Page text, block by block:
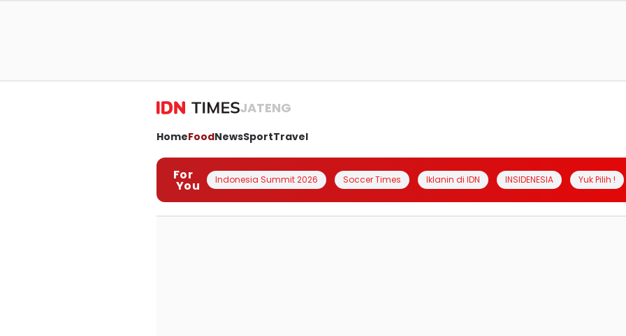
JATENG
HomeFoodNewsSportTravel
For
You Indonesia Summit 2026 Soccer Times Iklanin di IDN INSIDENESIA Yuk Pilih !